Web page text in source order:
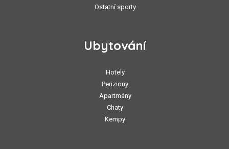
Ostatní sporty
Ubytování
Hotely
Penziony
Apartmány
Chaty
Kempy